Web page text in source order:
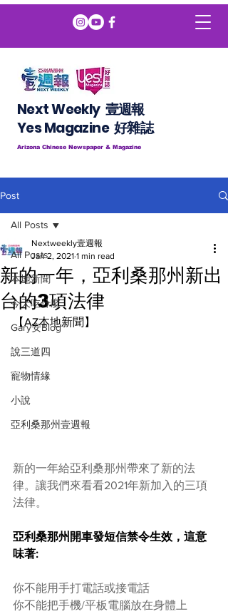
Next Weekly 壹週報
​​Yes Magazine 好雜誌
Arizona Chinese Newspaper & Magazine
Post
All Posts
本地新聞
今天吃什麼
Gary安Blog
說三道四
寵物情緣
小說
亞利桑那州壹週報
All Posts
新的一年，亞利桑那州新出
台的3項法律
Nextweekly壹週報
Jan 2, 2021 1 min read
【AZ本地新聞】
新的一年給亞利桑那州帶來了新的法
律。讓我們來看看2021年新加入的三項
法律。
亞利桑那州開車發短信禁令生效，這意
味著:
你不能用手打電話或接電話
你不能把手機/平板電腦放在身體上